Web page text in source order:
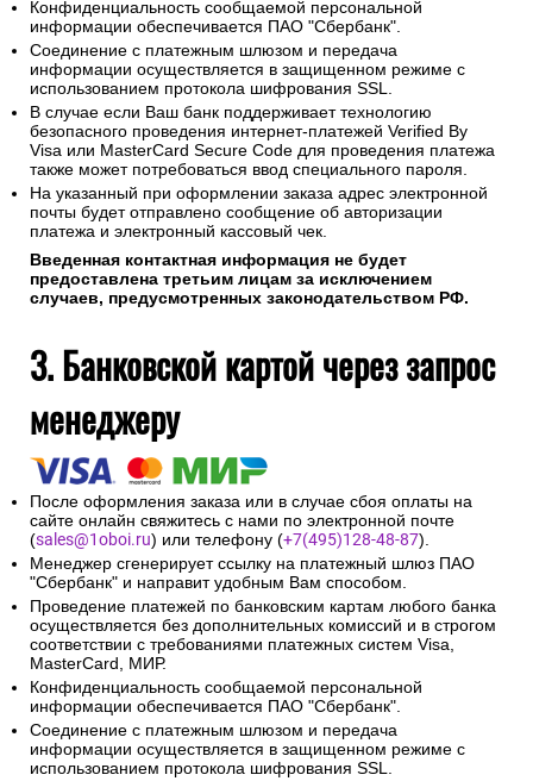
Конфиденциальность сообщаемой персональной
информации обеспечивается ПАО "Сбербанк".
Соединение с платежным шлюзом и передача
информации осуществляется в защищенном режиме с
использованием протокола шифрования SSL.
В случае если Ваш банк поддерживает технологию
безопасного проведения интернет-платежей Verified By
Visa или MasterCard Secure Code для проведения платежа
также может потребоваться ввод специального пароля.
На указанный при оформлении заказа адрес электронной
почты будет отправлено сообщение об авторизации
платежа и электронный кассовый чек.
Введенная контактная информация не будет
предоставлена третьим лицам за исключением
случаев, предусмотренных законодательством РФ.
3. Банковской картой через запрос
менеджеру
После оформления заказа или в случае сбоя оплаты на
сайте онлайн свяжитесь с нами по электронной почте
(sales@1oboi.ru) или телефону (+7(495)128-48-87).
Менеджер сгенерирует ссылку на платежный шлюз ПАО
"Сбербанк" и направит удобным Вам способом.
Проведение платежей по банковским картам любого банка
осуществляется без дополнительных комиссий и в строгом
соответствии с требованиями платежных систем Visa,
MasterCard, МИР.
Конфиденциальность сообщаемой персональной
информации обеспечивается ПАО "Сбербанк".
Соединение с платежным шлюзом и передача
информации осуществляется в защищенном режиме с
использованием протокола шифрования SSL.